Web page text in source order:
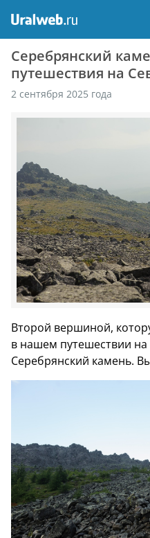
Серебрянский
путешествия на
2 сентября 2025 года
Второй вершиной,
в нашем путешествии
Серебрянский камень.